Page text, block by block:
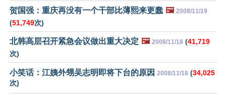
贺国强：重庆再没有一个干部比薄熙来更蠢 🖼️ 2008/11/19
(51,749次)
北韩高层召开紧急会议做出重大决定 🖼️ 2008/11/18 (41,719
次)
小笑话：江姨外甥吴志明即将下台的原因 2008/11/18 (34,025
次)